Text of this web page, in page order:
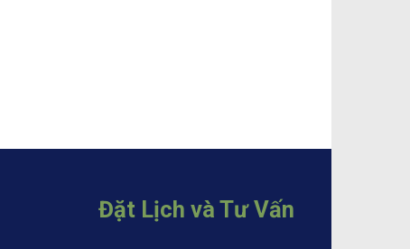
Đặt Lịch và Tư Vấn